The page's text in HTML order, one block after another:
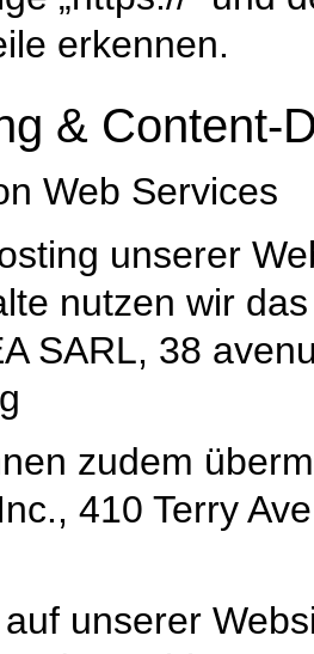
erkennen.
& Content-
Web Services
unserer
nutzen wir
SARL, 38
zudem
410 Terry
unserer